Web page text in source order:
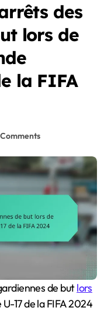
des
lors de
la FIFA
de butlors
17 de la FIFA 2024